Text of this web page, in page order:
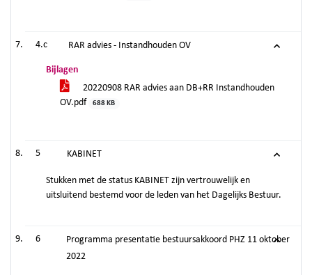
4.c RAR advies - Instandhouden OV
Bijlagen
20220908 RAR advies aan DB+RR Instandhouden
OV.pdf
688 KB
5 KABINET
Stukken met de status KABINET zijn vertrouwelijk en
uitsluitend bestemd voor de leden van het Dagelijks Bestuur.
6
Programma presentatie bestuursakkoord PHZ 11 oktober
2022